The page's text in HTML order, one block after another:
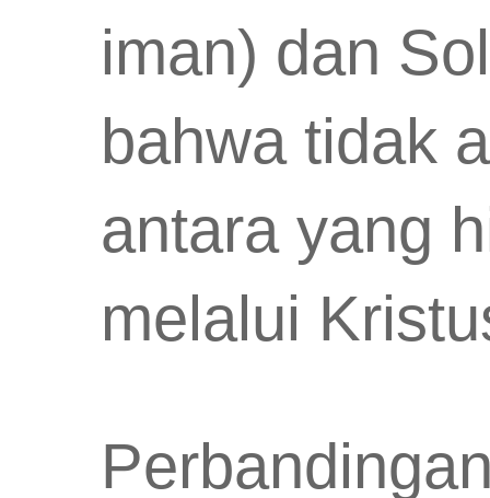
iman) dan
bahwa tidak
antara yang
melalui